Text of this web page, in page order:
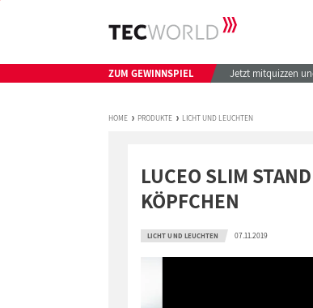
ZUM GEWINNSPIEL Jetzt mitquizzen
HOME PRODUKTE LICHT UND LEUCHTEN
LUCEO SLIM
KÖPFCHEN
LICHT UND LEUCHTEN 07.11.2019